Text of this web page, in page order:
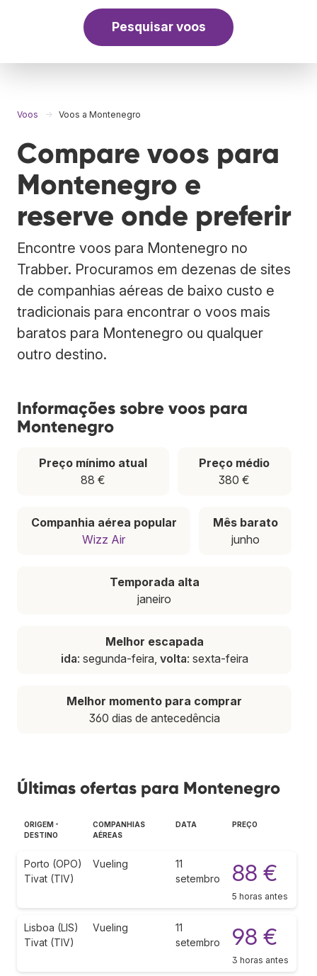
Pesquisar voos
Voos Voos a Montenegro
Compare voos para
Montenegro e
reserve onde preferir
Encontre voos para Montenegro no
Trabber. Procuramos em dezenas de sites
de companhias aéreas de baixo custo e
tradicionais para encontrar o voos mais
baratos para Montenegro ou qualquer
outro destino.
Informações sobre voos para
Montenegro
Preço mínimo atual
88 €
Preço médio
380 €
Companhia aérea popular
Wizz Air
Mês barato
junho
Temporada alta
janeiro
Melhor escapada
ida: segunda-feira, volta: sexta-feira
Melhor momento para comprar
360 dias de antecedência
Últimas ofertas para Montenegro
ORIGEM -
DESTINO
COMPANHIAS
AÉREAS
DATA PREÇO
Porto (OPO)
Tivat (TIV)
Vueling
11
setembro
88 €
5 horas antes
Lisboa (LIS)
Tivat (TIV)
Vueling
11
setembro
98 €
3 horas antes